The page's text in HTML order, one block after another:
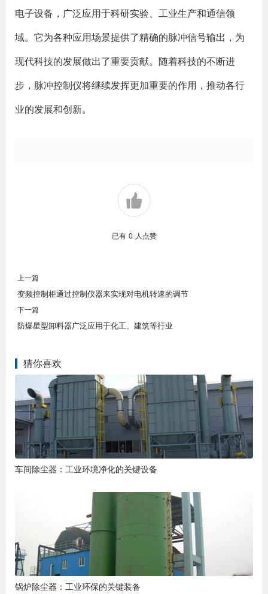
电子设备，广泛应用于科研实验、工业生产和通信领
域。它为各种应用场景提供了精确的脉冲信号输出，为
现代科技的发展做出了重要贡献。随着科技的不断进
步，脉冲控制仪将继续发挥更加重要的作用，推动各行
业的发展和创新。
已有 0 人点赞
上一篇
变频控制柜通过控制仪器来实现对电机转速的调节
下一篇
防爆星型卸料器广泛应用于化工、建筑等行业
猜你喜欢
车间除尘器：工业环境净化的关键设备
锅炉除尘器：工业环保的关键装备